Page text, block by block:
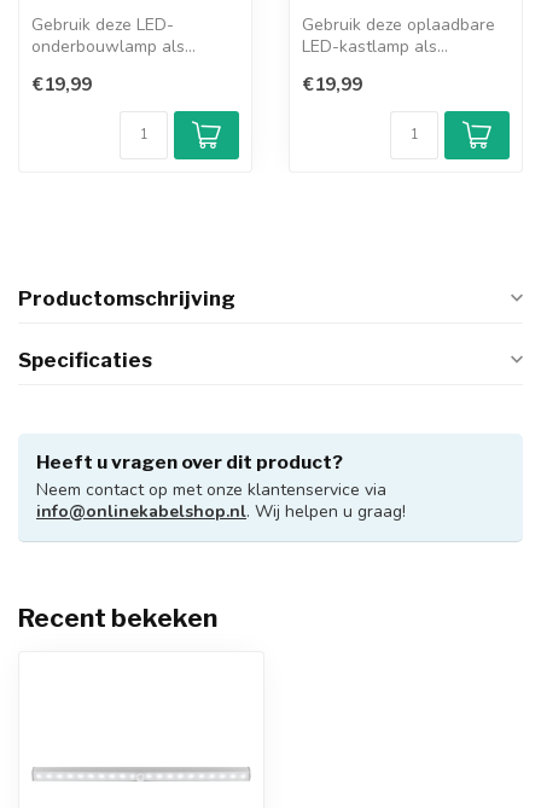
Gebruik deze LED-
onderbouwlamp als
€19,99
Gebruik deze oplaadbare
LED-kastlamp als
€19,99
Productomschrijving
Specificaties
Heeft u vragen over dit product?
Neem contact op met onze klantenservice via
info@onlinekabelshop.nl. Wij helpen u graag!
Recent bekeken